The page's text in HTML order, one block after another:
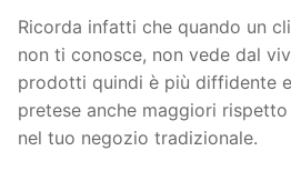
Ricorda infatti che quando un
non ti conosce, non vede dal
prodotti quindi è più diffidente
pretese anche maggiori
nel tuo negozio tradizionale.